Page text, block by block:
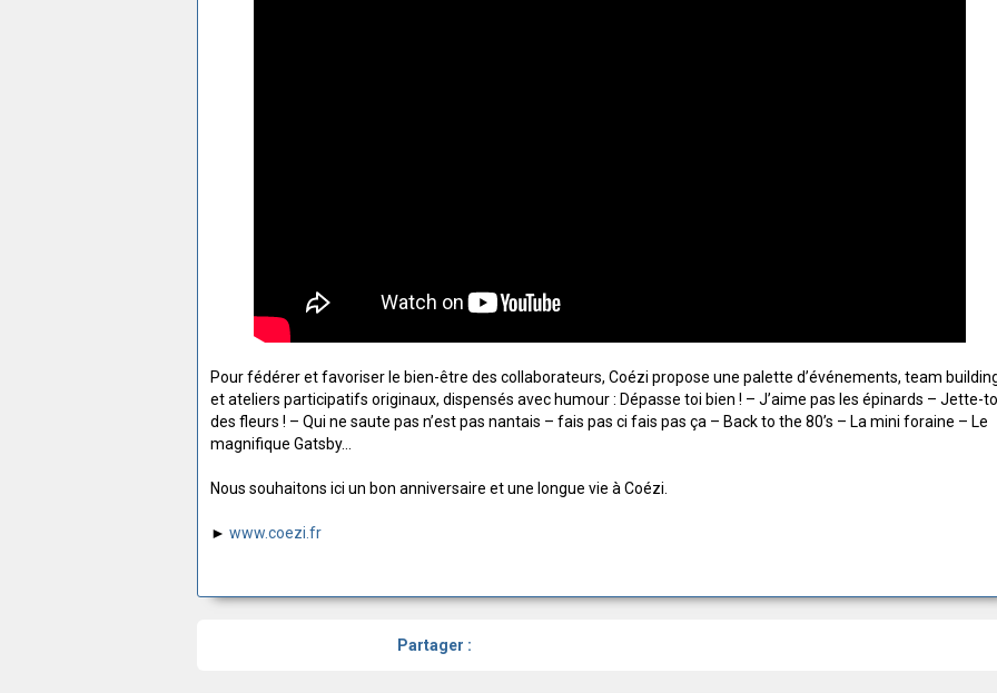
Pour fédérer et favoriser le bien-être des collaborateurs, Coézi propose une palette d’événements, team
et ateliers participatifs originaux, dispensés avec humour : Dépasse toi bien ! – J’aime pas les épinards – Jette-
des fleurs ! – Qui ne saute pas n’est pas nantais – fais pas ci fais pas ça – Back to the 80’s – La mini foraine – Le
magnifique Gatsby...
Nous souhaitons ici un bon anniversaire et une longue vie à Coézi.
► www.coezi.fr
Partager :